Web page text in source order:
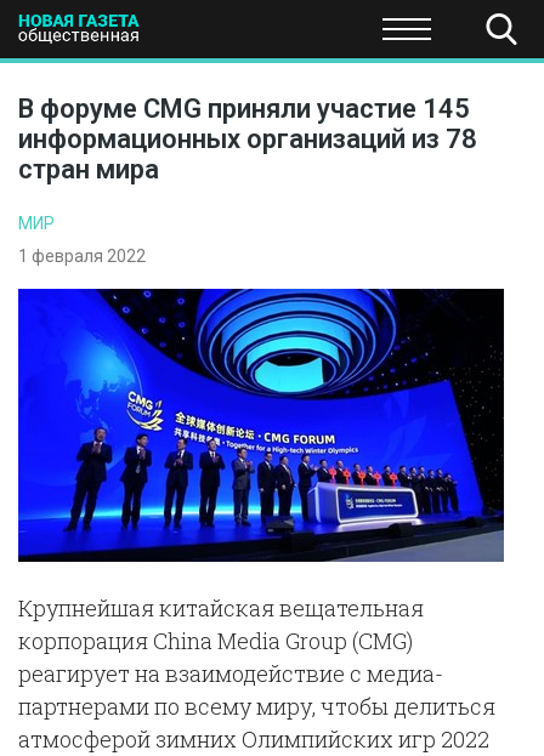
ПОЛИТИКА ЭКОНОМИКА НАУКА И
В форуме CMG приняли участие 145
информационных организаций из 78
стран мира
МИР
1 февраля 2022
Крупнейшая китайская вещательная
корпорация China Media Group (CMG)
реагирует на взаимодействие с медиа-
партнерами по всему миру, чтобы делиться
атмосферой зимних Олимпийских игр 2022